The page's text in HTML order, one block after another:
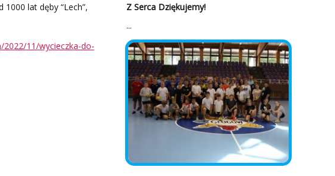
lat dęby “Lech”,
11/wycieczka-do-
Z Serca Dziękujemy!
...